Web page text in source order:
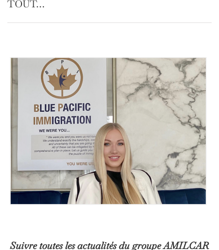
Suivre toutes les actualités du groupe AMILCAR